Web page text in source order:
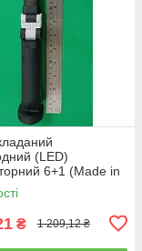
(LED)
6+1 (Made in
WL-0601
ручний)
₴ 1 209,12 ₴